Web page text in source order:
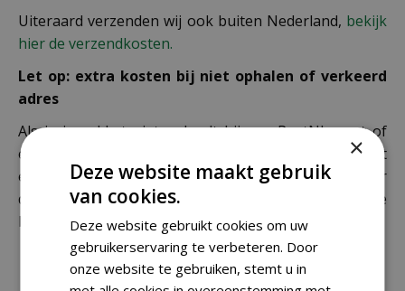
Uiteraard verzenden wij ook buiten Nederland, bekijk
hier de verzendkosten.
Let op: extra kosten bij niet ophalen of verkeerd
adres
Als je je pakket niet ophaalt bij een PostNL-punt of
een verkeerd afleveradres invult, zijn wij genoodzaakt
extra kosten in rekening te brengen. Controleer
daarom altijd goed je adresgegevens voordat je je
bestelling plaatst.
×
Deze website maakt gebruik
van cookies.
Deze website gebruikt cookies om uw
gebruikerservaring te verbeteren. Door
onze website te gebruiken, stemt u in